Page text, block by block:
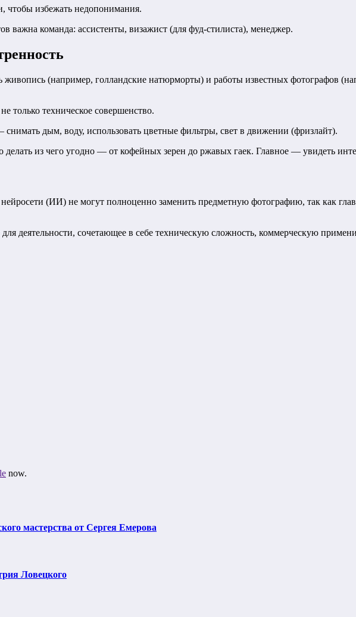
чтобы избежать недопонимания.
важна команда: ассистенты, визажист (для фуд-стилиста), менеджер.
живопись (например, голландские натюрморты) и работы известных фотографов
только техническое совершенство.
дым, воду, использовать цветные фильтры, свет в движении (фризлайт).
из чего угодно — от кофейных зерен до ржавых гаек. Главное — увидеть
(ИИ) не могут полноценно заменить предметную фотографию, так как
деятельности, сочетающее в себе техническую сложность, коммерческую
now.
мастерства от Сергея Емерова
Ловецкого